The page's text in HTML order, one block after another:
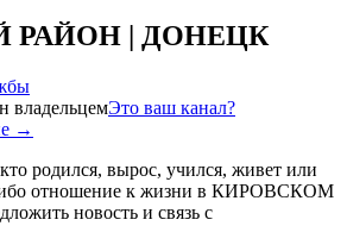
РАЙОН | ДОНЕЦК
владельцемЭто ваш канал?
→
родился, вырос, учился, живет или
отношение к жизни в КИРОВСКОМ
новость и связь с